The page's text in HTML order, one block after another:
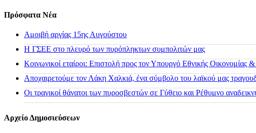
Πρόσφατα Νέα
Αμοιβή αργίας 15ης Αυγούστου
H ΓΣΕΕ στο πλευρό των πυρόπληκτων συμπολιτών μας
Κοινωνικοί εταίροι: Επιστολή προς τον Υπουργό Εθνικής
Αποχαιρετούμε τον Λάκη Χαλκιά, ένα σύμβολο του λαϊκού μας
Οι τραγικοί θάνατοι των πυροσβεστών σε Γύθειο και Ρέθυμνο
Αρχείο Δημοσιεύσεων